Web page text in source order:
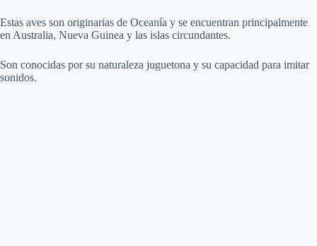
Estas aves son originarias de Oceanía y se encuentran principalmente
en Australia, Nueva Guinea y las islas circundantes.
Son conocidas por su naturaleza juguetona y su capacidad para imitar
sonidos.